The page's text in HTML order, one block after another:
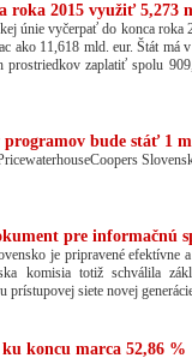
roka 2015 využiť 5,273
únie vyčerpať do konca roka
ako 11,618 mld. eur. Štát má
prostriedkov zaplatiť spolu
bude stáť 1
pre informačnú
je pripravené efektívne
komisia totiž schválila
prístupovej siete novej
koncu marca 52,86 %